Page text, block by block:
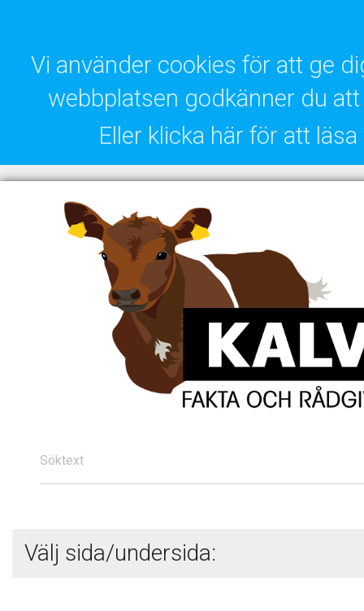
Vi använder cookies för att ge
webbplatsen godkänner du
Eller klicka här för att
Söktext
Välj sida/undersida: